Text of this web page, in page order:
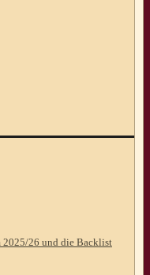
2025/26 und die Backlist